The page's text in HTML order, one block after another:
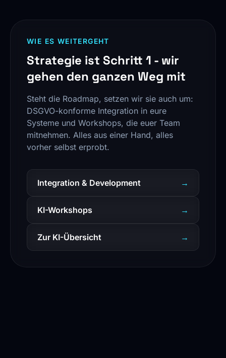
WIE ES WEITERGEHT
Strategie ist Schritt 1 - wir
gehen den ganzen Weg mit
Steht die Roadmap, setzen wir sie auch um:
DSGVO-konforme Integration in eure
Systeme und Workshops, die euer Team
mitnehmen. Alles aus einer Hand, alles
vorher selbst erprobt.
Integration & Development →
KI-Workshops →
Zur KI-Übersicht →